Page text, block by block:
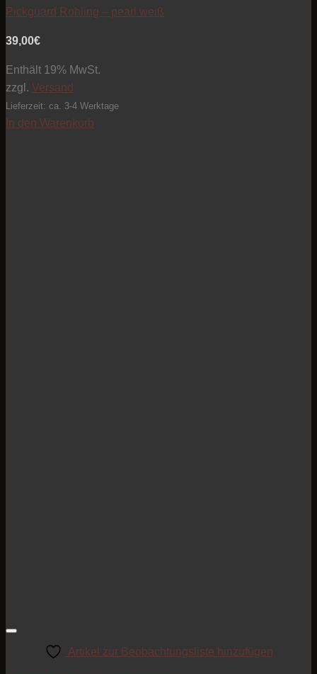
Pickguard Rohling – pearl weiß
39,00€
Enthält 19% MwSt.
zzgl. Versand
Lieferzeit: ca. 3-4 Werktage
In den Warenkorb
Artikel zur Beobachtungsliste hinzufügen